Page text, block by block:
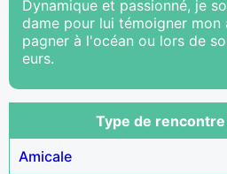
Dynamique et passionné, je
dame pour lui témoigner
pagner à l'océan ou lors de
eurs.
Type de
Amicale